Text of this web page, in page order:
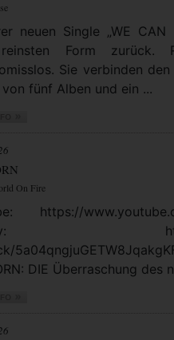
neuen Single „WE CAN
Form zurück.
Sie verbinden
fünf Alben und ein ...
On Fire
https://
https://
DIE Überraschung des